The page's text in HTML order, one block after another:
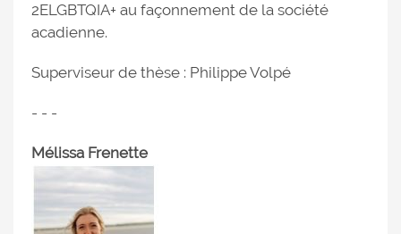
2ELGBTQIA+ au façonnement de la société
acadienne.
Superviseur de thèse : Philippe Volpé
- - -
Mélissa Frenette